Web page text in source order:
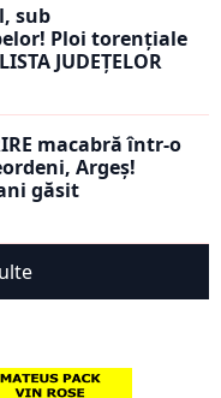
sub
Ploi torențiale
JUDEȚELOR
macabră într-o
Argeș!
găsit